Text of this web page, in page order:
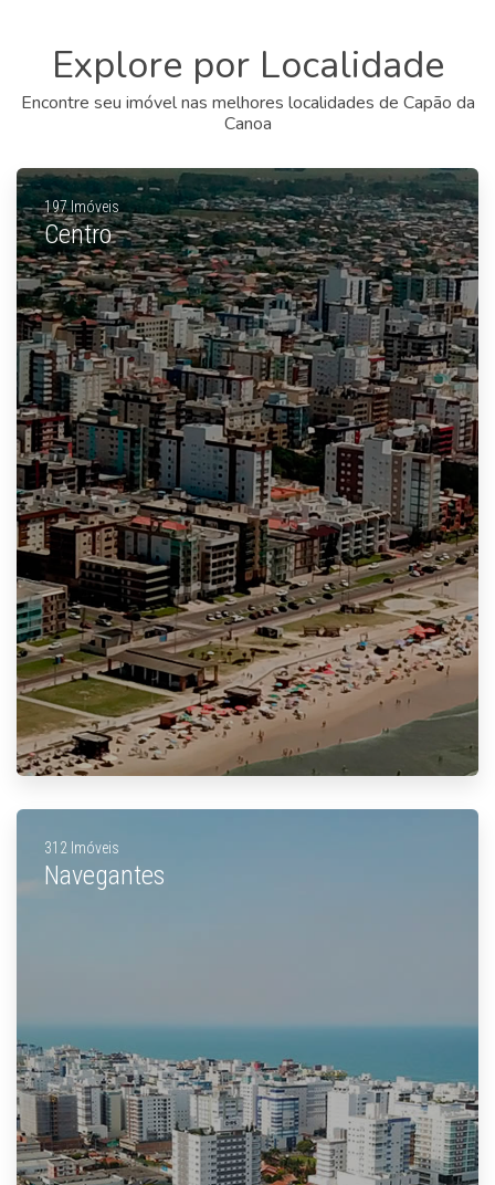
Explore por Localidade
Encontre seu imóvel nas melhores localidades de Capão da
Canoa
197 Imóveis
Centro
312 Imóveis
Navegantes